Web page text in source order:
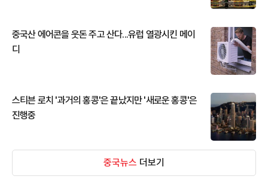
중국산 에어콘을 웃돈 주고 산다...유럽 열광시킨 메이
디
스티븐 로치 '과거의 홍콩'은 끝났지만 '새로운 홍콩'은
진행중
중국뉴스 더보기